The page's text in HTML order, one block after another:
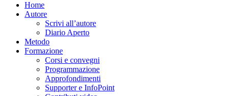
Home
Autore
Scrivi all’autore
Diario Aperto
Metodo
Formazione
Corsi e convegni
Programmazione
Approfondimenti
Supporter e InfoPoint